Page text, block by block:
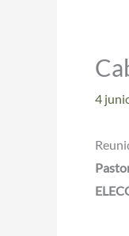
4